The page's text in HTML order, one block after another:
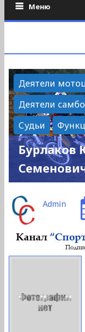
Меню
Деятели
Деятели самбо
Судьи
Бурлаков
Admin